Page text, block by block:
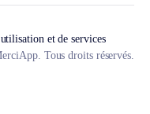
et de services
Tous droits réservés.